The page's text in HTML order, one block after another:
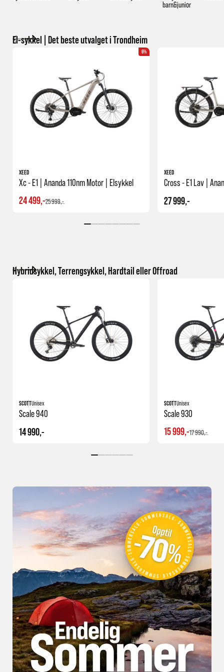
barn&junior
El-sykkel | Det beste utvalget i Trondheim
6%
XEED
Xc - E1 | Ananda 110nm Motor | Elsykkel
25 999,-
24 499,-
XEED
27 999,-
Hybridsykkel, Terrengsykkel, Hardtail eller Offroad
SCOTTUnisex
Scale 940
14 990,-
SCOTTUnisex
Scale 930
17 990,-
15 999,-